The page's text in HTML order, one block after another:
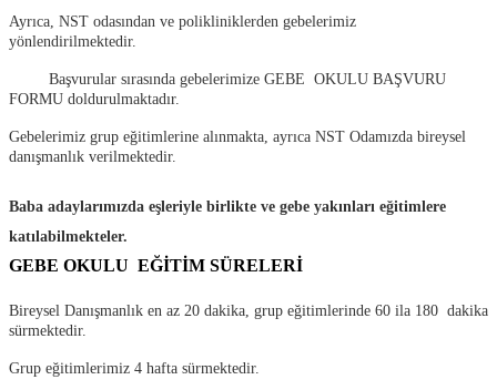
Ayrıca, NST odasından ve polikliniklerden gebelerimiz
yönlendirilmektedir.
Başvurular sırasında gebelerimize GEBE OKULU BAŞVURU
FORMU doldurulmaktadır.
Gebelerimiz grup eğitimlerine alınmakta, ayrıca NST Odamızda bireysel
danışmanlık verilmektedir.
Baba adaylarımızda eşleriyle birlikte ve gebe yakınları eğitimlere
katılabilmekteler.
GEBE OKULU EĞİTİM SÜRELERİ
Bireysel Danışmanlık en az 20 dakika, grup eğitimlerinde 60 ila 180 dakika
sürmektedir.
Grup eğitimlerimiz 4 hafta sürmektedir.